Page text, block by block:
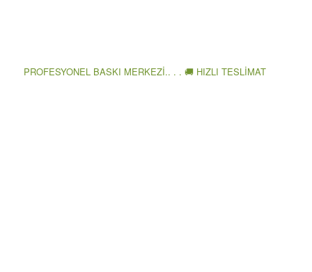
PROFESYONEL BASKI MERKEZİ.. . . 🚚 HIZLI TESLİMAT